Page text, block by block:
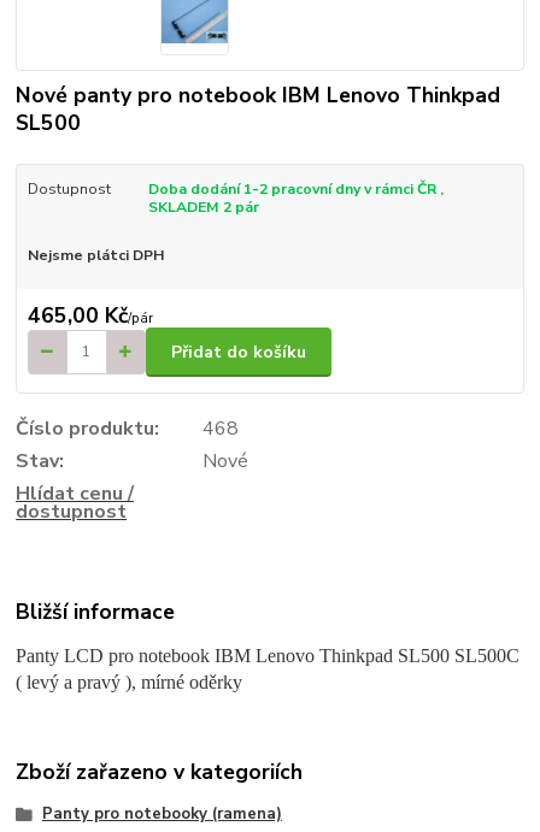
Nové panty pro notebook IBM Lenovo Thinkpad
SL500
Dostupnost
Doba dodání 1-2 pracovní dny v rámci ČR ,
SKLADEM 2 pár
Nejsme plátci DPH
465,00 Kč/pár
Přidat do košíku
Číslo produktu:
468
Stav:
Nové
Hlídat cenu /
dostupnost
Bližší informace
Panty LCD pro notebook IBM Lenovo Thinkpad SL500 SL500C
( levý a pravý ), mírné oděrky
Zboží zařazeno v kategoriích
Panty pro notebooky (ramena)